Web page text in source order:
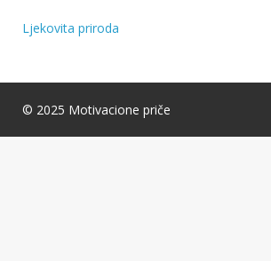
Ljekovita priroda
© 2025 Motivacione priče